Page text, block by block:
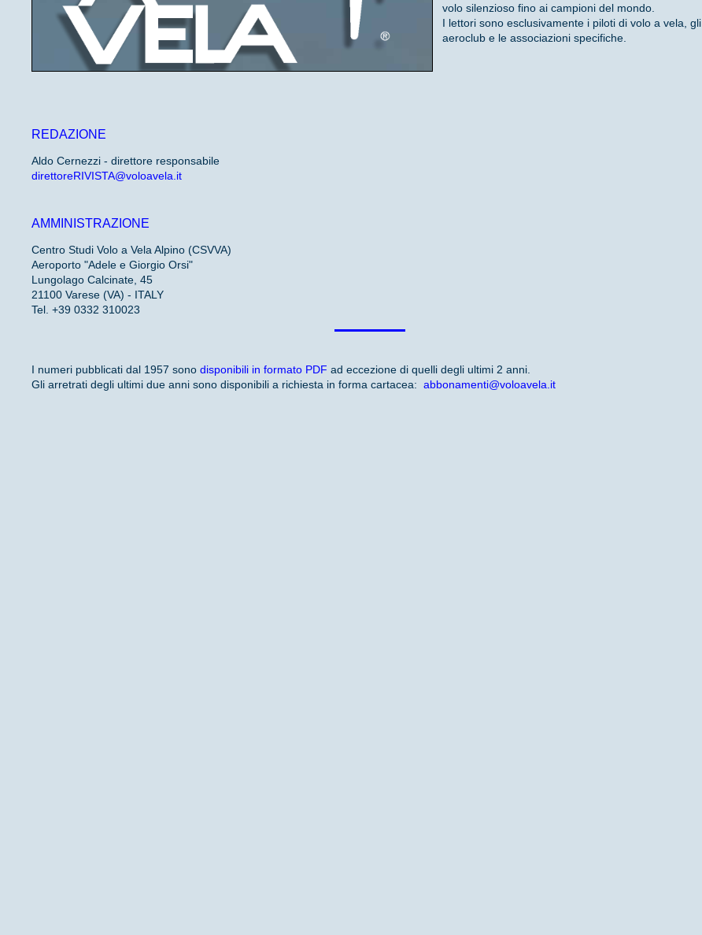
volo silenzioso fino ai campioni del mondo.
I lettori sono esclusivamente i piloti di volo a vela, gli
aeroclub e le associazioni specifiche.
REDAZIONE
Aldo Cernezzi - direttore responsabile
direttoreRIVISTA@voloavela.it
AMMINISTRAZIONE
Centro Studi Volo a Vela Alpino (CSVVA)
Aeroporto "Adele e Giorgio Orsi"
Lungolago Calcinate, 45
21100 Varese (VA) - ITALY
Tel. +39 0332 310023
I numeri pubblicati dal 1957 sono disponibili in formato PDF ad eccezione di quelli degli ultimi 2 anni.
Gli arretrati degli ultimi due anni sono disponibili a richiesta in forma cartacea: abbonamenti@voloavela.it